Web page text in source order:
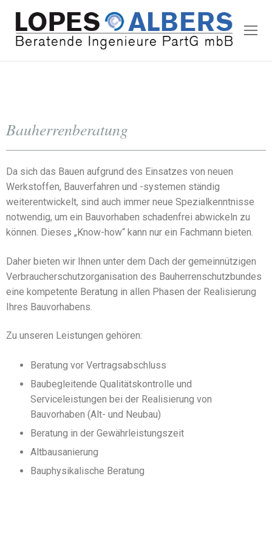
Bauherrenberatung
Da sich das Bauen aufgrund des Einsatzes von neuen
Werkstoffen, Bauverfahren und -systemen ständig
weiterentwickelt, sind auch immer neue Spezialkenntnisse
notwendig, um ein Bauvorhaben schadenfrei abwickeln zu
können. Dieses „Know-how“ kann nur ein Fachmann bieten.
Daher bieten wir Ihnen unter dem Dach der gemeinnützigen
Verbraucherschutzorganisation des Bauherrenschutzbundes
eine kompetente Beratung in allen Phasen der Realisierung
Ihres Bauvorhabens.
Zu unseren Leistungen gehören:
Beratung vor Vertragsabschluss
Baubegleitende Qualitätskontrolle und
Serviceleistungen bei der Realisierung von
Bauvorhaben (Alt- und Neubau)
Beratung in der Gewährleistungszeit
Altbausanierung
Bauphysikalische Beratung